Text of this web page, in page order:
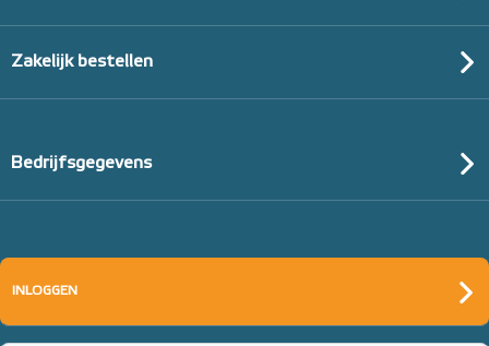
Zakelijk bestellen
Bedrijfsgegevens
INLOGGEN